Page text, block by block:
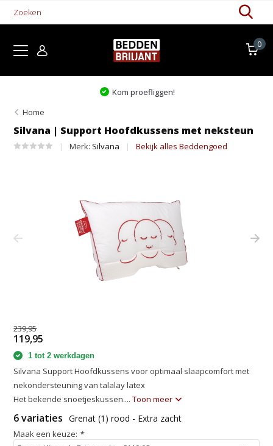
0
Kom proefliggen!
Home
Silvana | Support Hoofdkussens met neksteun
Merk: Silvana Bekijk alles Beddengoed
239,95
119,95
1 tot 2 werkdagen
Silvana Support Hoofdkussens voor optimaal slaapcomfort met
nekondersteuning van talalay latex
Het bekende snoetjeskussen....Toon meer
6 variaties Grenat (1) rood - Extra zacht
Maak een keuze: *